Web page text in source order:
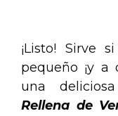
¡Listo! Sirve
pequeño ¡y a
una
Rellena de